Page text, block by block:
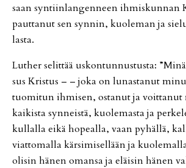
saan syn­tiin­lan­gen­neen ih­mis­kun­nan
paut­ta­nut sen syn­nin, kuo­le­man ja
las­ta.
Lut­her se­lit­tää us­kon­tun­nus­tus­ta:
sus Kris­tus – – joka on lu­nas­ta­nut
tuo­mi­tun ih­mi­sen, os­ta­nut ja voit­ta­nut
kai­kis­ta syn­neis­tä, kuo­le­mas­ta ja
kul­lal­la ei­kä ho­pe­al­la, vaan py­häl­lä,
vi­at­to­mal­la kär­si­mi­sel­lään ja
oli­sin hä­nen oman­sa ja eläi­sin hä­nen